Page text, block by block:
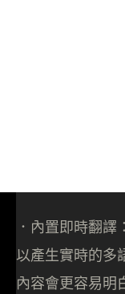
．內置即時翻
以產生實時的多
內容會更容易明